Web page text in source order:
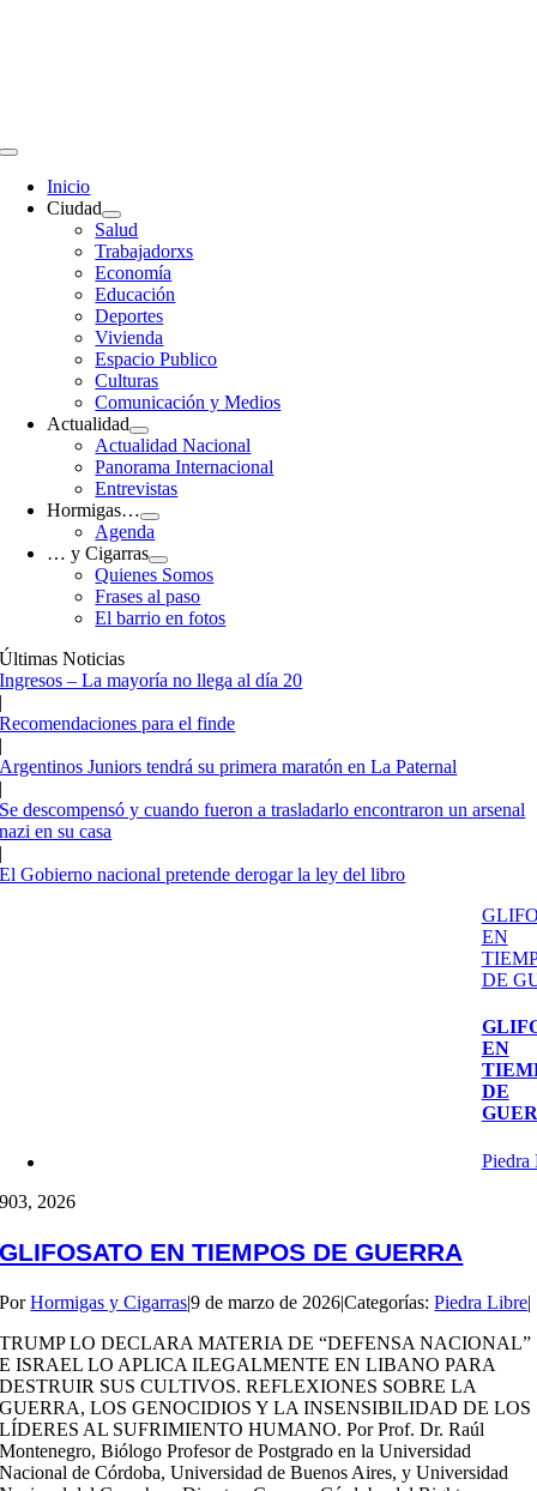
Toggle
Navigation
Inicio
Ciudad
Salud
Trabajadorxs
Economía
Educación
Deportes
Vivienda
Espacio Publico
Culturas
Comunicación y Medios
Actualidad
Actualidad Nacional
Panorama Internacional
Entrevistas
Hormigas…
Agenda
… y Cigarras
Quienes Somos
Frases al paso
El barrio en fotos
Últimas Noticias
Ingresos – La mayoría no llega al día 20
|
Recomendaciones para el finde
|
Argentinos Juniors tendrá su primera maratón en La Paternal
|
Se descompensó y cuando fueron a trasladarlo encontraron un arsenal
nazi en su casa
|
El Gobierno nacional pretende derogar la ley del libro
EN
DE
EN
DE
Piedra
903, 2026
GLIFOSATO EN TIEMPOS DE GUERRA
PorHormigas y Cigarras|9 de marzo de 2026|Categorías:Piedra Libre|
TRUMP LO DECLARA MATERIA DE “DEFENSA NACIONAL”
E ISRAEL LO APLICA ILEGALMENTE EN LIBANO PARA
DESTRUIR SUS CULTIVOS. REFLEXIONES SOBRE LA
GUERRA, LOS GENOCIDIOS Y LA INSENSIBILIDAD DE LOS
LÍDERES AL SUFRIMIENTO HUMANO. Por Prof. Dr. Raúl
Montenegro, Biólogo Profesor de Postgrado en la Universidad
Nacional de Córdoba, Universidad de Buenos Aires, y Universidad